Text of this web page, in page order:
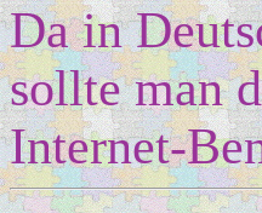
Da in
sollte man
Internet-